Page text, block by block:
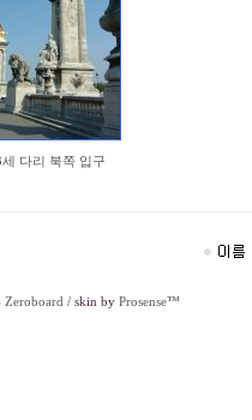
다리 북쪽 입구
Zeroboard / skin by Prosense™